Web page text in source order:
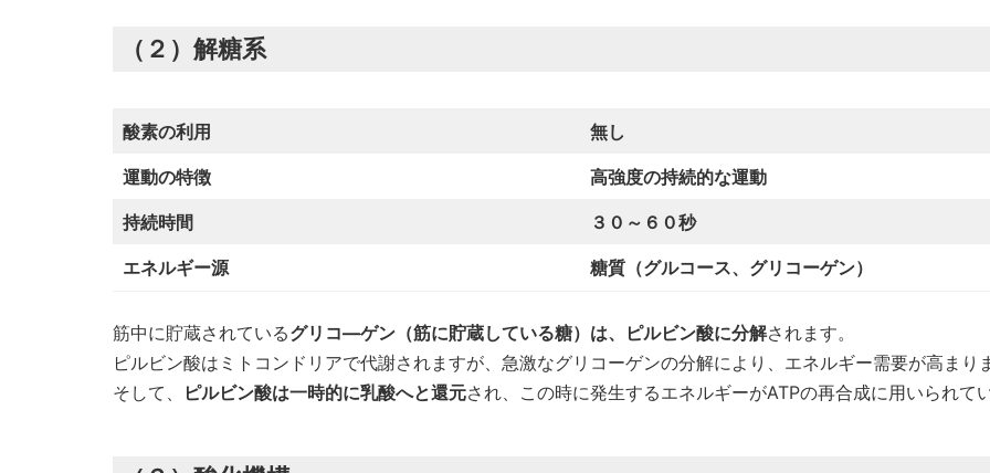
（２）解糖系
酸素の利用 無し
運動の特徴 高強度の持続的な運動
持続時間 ３０ ～６０秒
エネルギー源 糖質（グルコース、グリコーゲン）
筋中に貯蔵されているグリコ―ゲン（筋に貯蔵している糖）は、ピルビン酸に分解されます。
ピルビン酸はミトコンドリアで代謝されますが、急激なグリコーゲンの分解により、エネルギー需要が高まり
そして、
ピルビン酸は一時的に乳酸へと還元され、この時に発生するエネルギーがATPの再合成に用いられて